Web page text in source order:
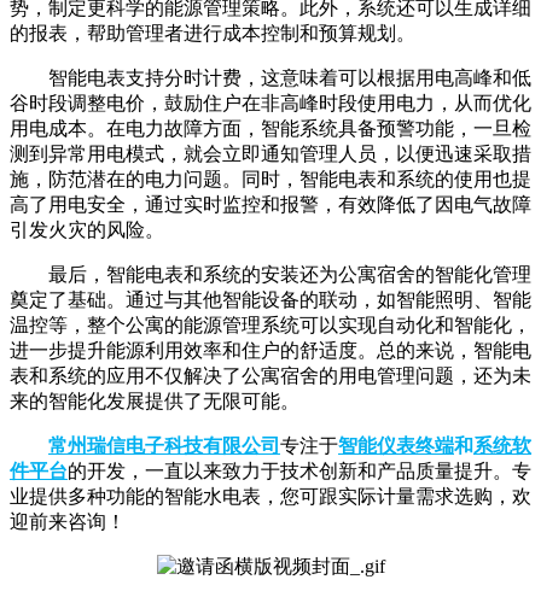
势，制定更科学的能源管理策略。此外，系统还可以生成详细
的报表，帮助管理者进行成本控制和预算规划。
智能电表支持分时计费，这意味着可以根据用电高峰和低
谷时段调整电价，鼓励住户在非高峰时段使用电力，从而优化
用电成本。在电力故障方面，智能系统具备预警功能，一旦检
测到异常用电模式，就会立即通知管理人员，以便迅速采取措
施，防范潜在的电力问题。同时，智能电表和系统的使用也提
高了用电安全，通过实时监控和报警，有效降低了因电气故障
引发火灾的风险。
最后，智能电表和系统的安装还为公寓宿舍的智能化管理
奠定了基础。通过与其他智能设备的联动，如智能照明、智能
温控等，整个公寓的能源管理系统可以实现自动化和智能化，
进一步提升能源利用效率和住户的舒适度。总的来说，智能电
表和系统的应用不仅解决了公寓宿舍的用电管理问题，还为未
来的智能化发展提供了无限可能。
常州瑞信电子科技有限公司 专注于智能仪表终端和系统软
件平台的开发，一直以来致力于技术创新和产品质量提升。专
业提供多种功能的智能水电表，您可跟实际计量需求选购，欢
迎前来咨询！